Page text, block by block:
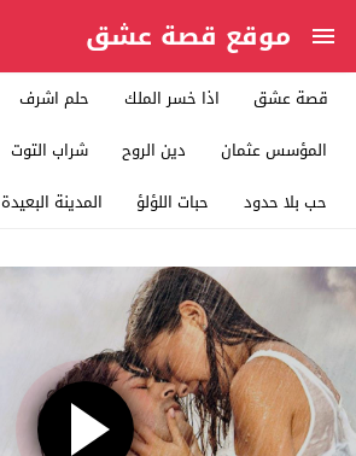
موقع قصة عشق
قصة عشق اذا خسر الملك حلم اشرف
المؤسس عثمان
دين الروح شراب التوت
حب بلا حدود
حبات اللؤلؤ المدينة البعيدة